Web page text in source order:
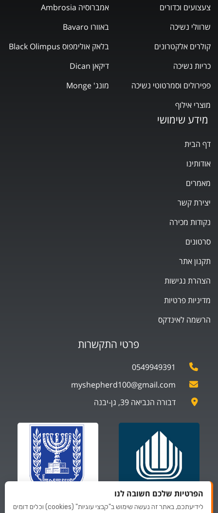
פרטי התקשרות
0549949391
myshepherd100@gmail.com
דבורה הנביאה 39, גן-יבנה
מידע שימושי
דף הבית
אודותינו
מאמרים
יצירת קשר
נקודות מכירה
סרטונים
תקנון אתר
הצהרת נגישות
מדיניות פרטיות
הרשמה לאינדקס
אמברוסיה Ambrosia
באוורו Bavaro
בלאק אולימפוס Black Olimpus
דיקאן Dican
מונג' Monge
צעצועים וכדורים
שרוולי נשיכה
קולרים אלקטרונים
כריות נשיכה
פפירולים וסמרטוטי נשיכה
מוצרי אילוף
הפרטיות שלכם חשובה לנו
לידיעתכם, באתר זה נעשה שימוש ב"קבצי עוגיות" (cookies) וכלים דומים